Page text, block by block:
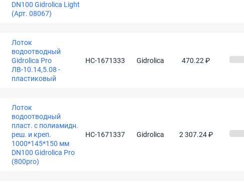
DN100 Gidrolica Light
(Арт. 08067)
Лоток
водоотводный
Gidrolica Pro
ЛВ-10.14,5.08 -
пластиковый
НС-1671333 Gidrolica 470.22 ₽
Лоток
водоотводный
пласт. c полиамидн.
реш. и креп.
1000*145*150 мм
DN100 Gidrolica Pro
(800pro)
НС-1671337 Gidrolica 2 307.24 ₽